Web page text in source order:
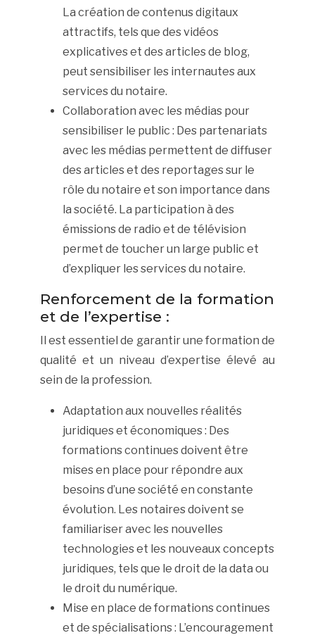
La création de contenus digitaux
attractifs, tels que des vidéos
explicatives et des articles de blog,
peut sensibiliser les internautes aux
services du notaire.
Collaboration avec les médias pour
sensibiliser le public : Des partenariats
avec les médias permettent de diffuser
des articles et des reportages sur le
rôle du notaire et son importance dans
la société. La participation à des
émissions de radio et de télévision
permet de toucher un large public et
d’expliquer les services du notaire.
Renforcement de la formation
et de l’expertise :
Il est essentiel de garantir une formation de
qualité et un niveau d’expertise élevé au
sein de la profession.
Adaptation aux nouvelles réalités
juridiques et économiques : Des
formations continues doivent être
mises en place pour répondre aux
besoins d’une société en constante
évolution. Les notaires doivent se
familiariser avec les nouvelles
technologies et les nouveaux concepts
juridiques, tels que le droit de la data ou
le droit du numérique.
Mise en place de formations continues
et de spécialisations : L’encouragement